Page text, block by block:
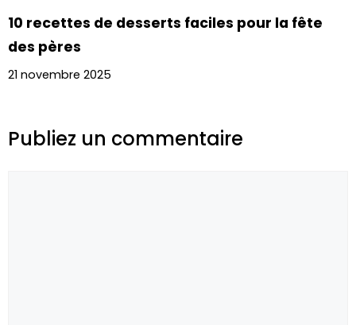
10 recettes de desserts faciles pour la fête
des pères
21 novembre 2025
Publiez un commentaire